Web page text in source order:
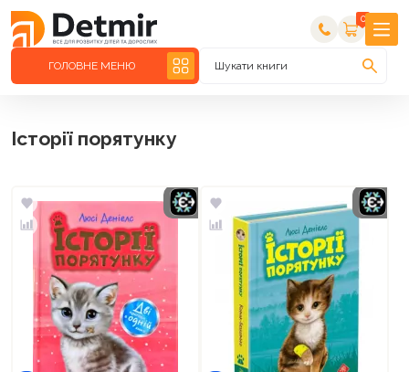
0
ГОЛОВНЕ МЕНЮ Шукати книги
Історії порятунку